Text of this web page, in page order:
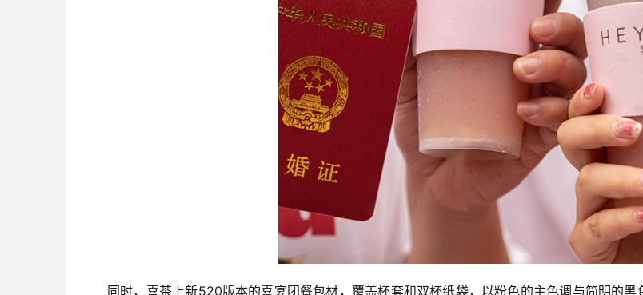
同时，喜茶上新520版本的喜宴团餐包材，覆盖杯套和双杯纸袋，以粉色的主色调与简明的